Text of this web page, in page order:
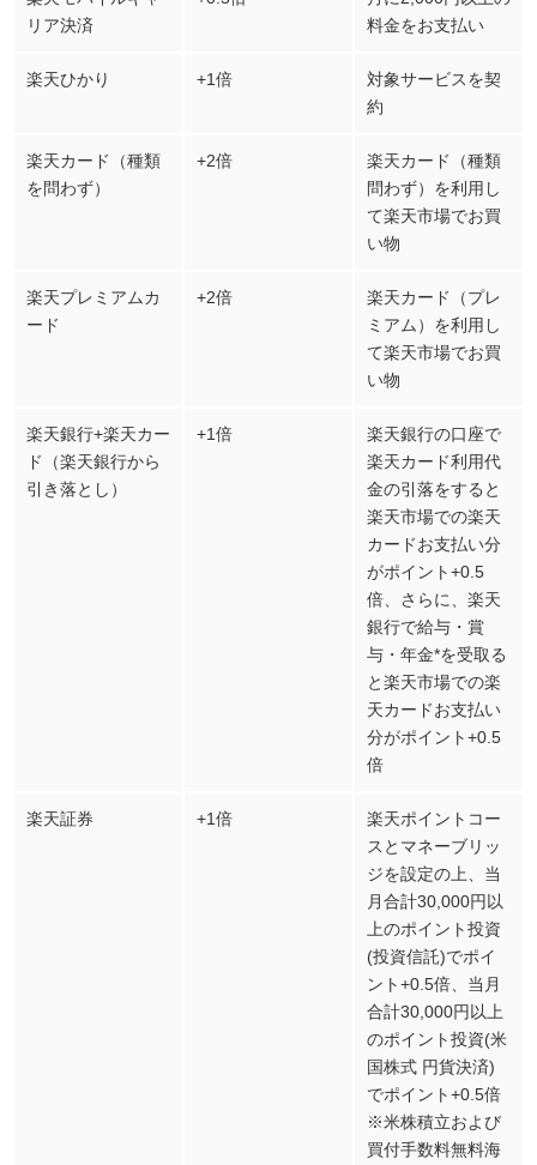
リア決済
料金をお支払い
楽天ひかり +1倍
対象サービスを契
約
楽天カード（種類
を問わず）
+2倍
楽天カード（種類
問わず）を利用し
て楽天市場でお買
い物
楽天プレミアムカ
ード
+2倍
楽天カード（プレ
ミアム）を利用し
て楽天市場でお買
い物
楽天銀行+楽天カー
ド（楽天銀行から
引き落とし）
+1倍
楽天銀行の口座で
楽天カード利用代
金の引落をすると
楽天市場での楽天
カードお支払い分
がポイント+0.5
倍、さらに、楽天
銀行で給与・賞
与・年金*を受取る
と楽天市場での楽
天カードお支払い
分がポイント+0.5
倍
楽天証券 +1倍
楽天ポイントコー
スとマネーブリッ
ジを設定の上、当
月合計30,000円以
上のポイント投資
(投資信託)でポイ
ント+0.5倍、当月
合計30,000円以上
のポイント投資(米
国株式 円貨決済)
でポイント+0.5倍
※米株積立および
買付手数料無料海